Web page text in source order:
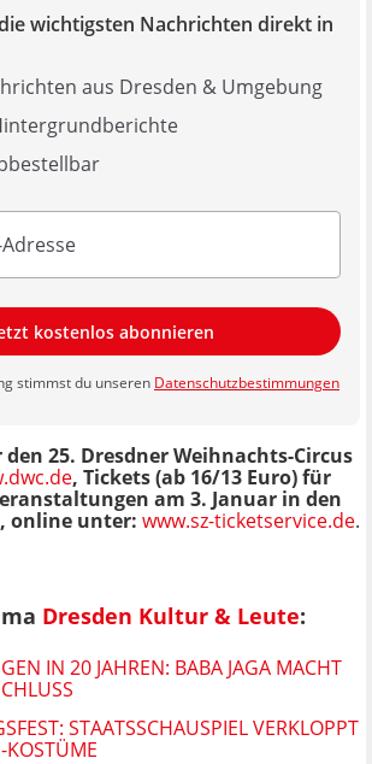
wichtigsten Nachrichten direkt in
aus Dresden & Umgebung
kostenlos abonnieren
stimmst du unseren Datenschutzbestimmungen
25. Dresdner Weihnachts-Circus
, Tickets (ab 16/13 Euro) für
am 3. Januar in den
online unter: www.sz-ticketservice.de.
Dresden Kultur & Leute:
IN 20 JAHREN: BABA JAGA MACHT
STAATSSCHAUSPIEL VERKLOPPT